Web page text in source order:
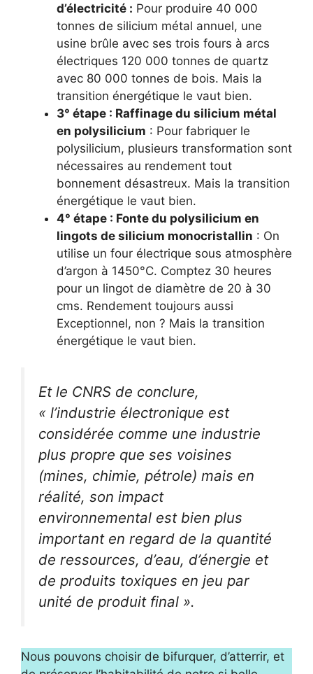
d’électricité : Pour produire 40 000
tonnes de silicium métal annuel, une
usine brûle avec ses trois fours à arcs
électriques 120 000 tonnes de quartz
avec 80 000 tonnes de bois. Mais la
transition énergétique le vaut bien.
3° étape : Raffinage du silicium métal
en polysilicium : Pour fabriquer le
polysilicium, plusieurs transformation sont
nécessaires au rendement tout
bonnement désastreux. Mais la transition
énergétique le vaut bien.
4° étape : Fonte du polysilicium en
lingots de silicium monocristallin : On
utilise un four électrique sous atmosphère
d’argon à 1450°C. Comptez 30 heures
pour un lingot de diamètre de 20 à 30
cms. Rendement toujours aussi
Exceptionnel, non ? Mais la transition
énergétique le vaut bien.
Et le CNRS de conclure,
« l’industrie électronique est
considérée comme une industrie
plus propre que ses voisines
(mines, chimie, pétrole) mais en
réalité, son impact
environnemental est bien plus
important en regard de la quantité
de ressources, d’eau, d’énergie et
de produits toxiques en jeu par
unité de produit final ».
Nous pouvons choisir de bifurquer, d’atterrir, et